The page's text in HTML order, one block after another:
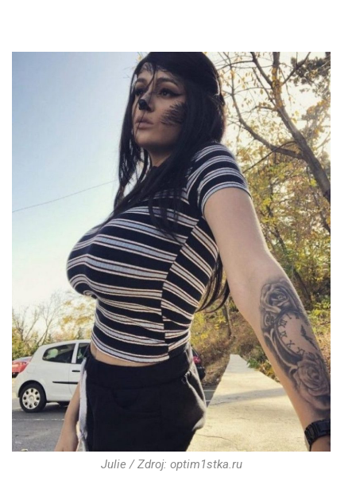
Julie / Zdroj: optim1stka.ru